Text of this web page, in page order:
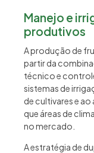
Manejo e
produtivos
A produção de
partir da
técnico e
sistemas de
de cultivares e
que áreas de
no mercado.
A estratégia de